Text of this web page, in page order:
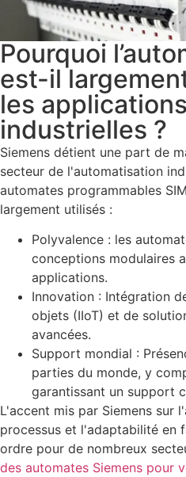
Pourquoi
est-il
les applications
industrielles ?
Siemens détient une part de
secteur de l'automatisation
automates programmables
largement utilisés :
Polyvalence : les
conceptions modulaires
applications.
Innovation : Intégration
objets (IIoT) et de
avancées.
Support mondial :
parties du monde, y
garantissant un support
L'accent mis par Siemens sur
processus et l'adaptabilité en
ordre pour de nombreux
des automates Siemens pour